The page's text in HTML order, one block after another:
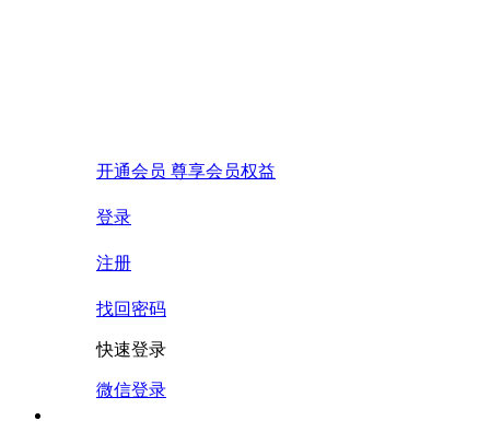
开通会员 尊享会员权益
登录
注册
找回密码
快速登录
微信登录